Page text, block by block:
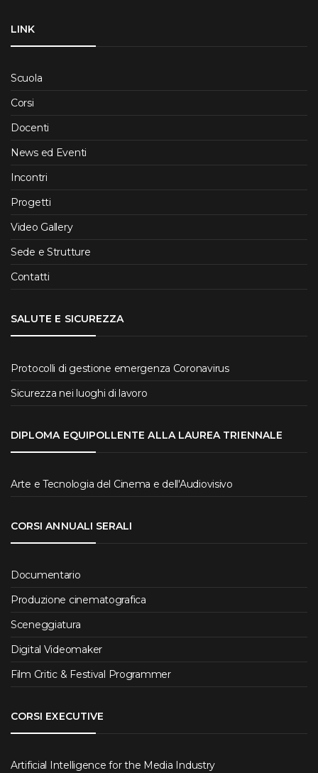
LINK
Scuola
Corsi
Docenti
News ed Eventi
Incontri
Progetti
Video Gallery
Sede e Strutture
Contatti
SALUTE E SICUREZZA
Protocolli di gestione emergenza Coronavirus
Sicurezza nei luoghi di lavoro
DIPLOMA EQUIPOLLENTE ALLA LAUREA TRIENNALE
Arte e Tecnologia del Cinema e dell'Audiovisivo
CORSI ANNUALI SERALI
Documentario
Produzione cinematografica
Sceneggiatura
Digital Videomaker
Film Critic & Festival Programmer
CORSI EXECUTIVE
Artificial Intelligence for the Media Industry